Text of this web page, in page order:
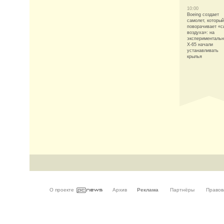
10:00
Boeing создает
самолет, который
поворачивает
воздуха»: на
X-65 начали
устанавливать
крылья
О проекте Архив Реклама Партнёры